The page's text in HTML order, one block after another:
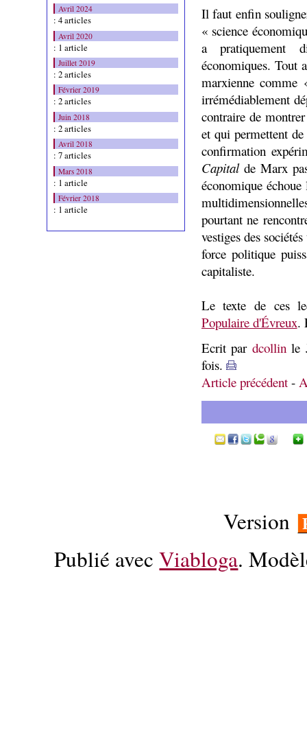
Avril 2024
: 4 articles
Avril 2020
: 1 article
Juillet 2019
: 2 articles
Février 2019
: 2 articles
Juin 2018
: 2 articles
Avril 2018
: 7 articles
Mars 2018
: 1 article
Février 2018
: 1 article
Il faut enfin
« science
a pratiquement
économiques. Tout
marxienne
irrémédiablement
contraire de
et qui permettent
confirmation
Capitalde Marx
économique
pourtant ne
vestiges des
force politique
capitaliste.
Le texte de ces
Populaire d'Évreux.
Ecrit par dcollinle
fois.
Article précédent-
Version
Publié avecViabloga.